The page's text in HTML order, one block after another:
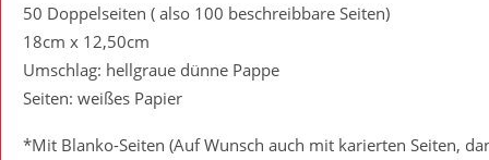
50 Doppelseiten ( also 100 beschreibbare Seiten)
18cm x 12,50cm
Umschlag: hellgraue dünne Pappe
Seiten: weißes Papier
*Mit Blanko-Seiten (Auf Wunsch auch mit karierten Seiten,